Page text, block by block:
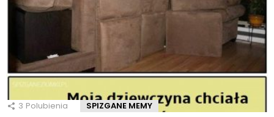
3 Polubienia SPIZGANE MEMY